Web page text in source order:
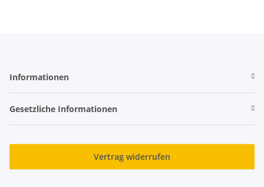
Informationen
Gesetzliche Informationen
Vertrag widerrufen